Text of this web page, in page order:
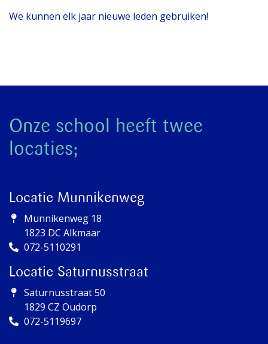
We kunnen elk jaar nieuwe leden gebruiken!
Onze school heeft twee
locaties;
Locatie Munnikenweg
Munnikenweg 18
1823 DC Alkmaar
072-5110291
Locatie Saturnusstraat
Saturnusstraat 50
1829 CZ Oudorp
072-5119697